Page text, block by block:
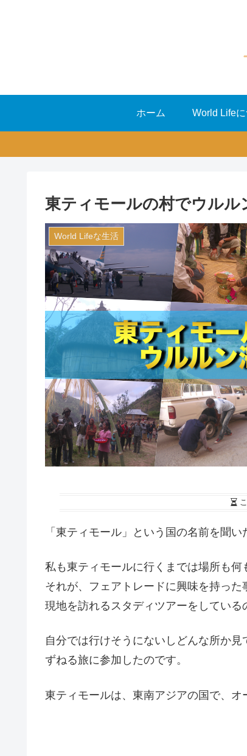
ホーム World Life
東ティモールの村でウルル
World Lifeな生活
「東ティモール」という国の名前を聞い
私も東ティモールに行くまでは場所も何
それが、フェアトレードに興味を持った
現地を訪れるスタディツアーをしている
自分では行けそうにないしどんな所か
ずねる旅に参加したのです。
東ティモールは、東南アジアの国で、オ